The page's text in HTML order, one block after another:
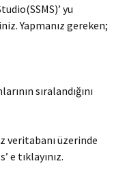
yu
Yapmanız gereken;
sıralandığını
veritabanı üzerinde
e tıklayınız.